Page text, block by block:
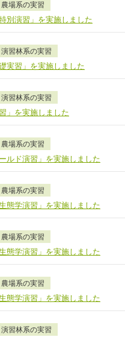
農場系の実習
別演習」を実施しました
演習林系の実習
実習」を実施しました
演習林系の実習
」を実施しました
農場系の実習
ルド演習」を実施しました
農場系の実習
態学演習」を実施しました
農場系の実習
態学演習」を実施しました
農場系の実習
態学演習」を実施しました
演習林系の実習